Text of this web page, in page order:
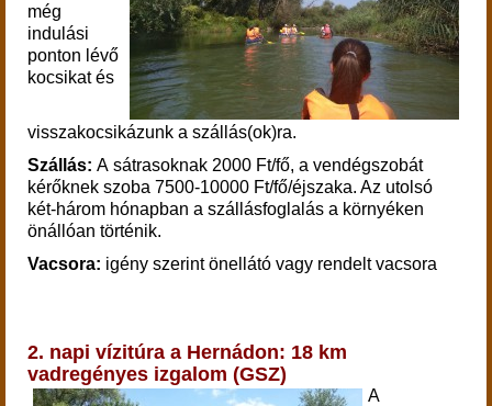
még
indulási
ponton lévő
kocsikat és
visszakocsikázunk a szállás(ok)ra.
Szállás: A sátrasoknak 2000 Ft/fő, a vendégszobát
kérőknek szoba 7500-10000 Ft/fő/éjszaka. Az utolsó
két-három hónapban a szállásfoglalás a környéken
önállóan történik.
Vacsora: igény szerint önellátó vagy rendelt vacsora
2. napi vízitúra a Hernádon: 18 km
vadregényes izgalom (GSZ)
A